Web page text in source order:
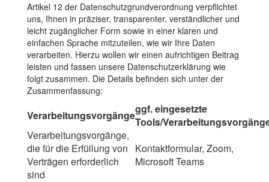
Artikel 12 der Datenschutzgrundverordnung verpflichtet
uns, Ihnen in präziser, transparenter, verständlicher und
leicht zugänglicher Form sowie in einer klaren und
einfachen Sprache mitzuteilen, wie wir Ihre Daten
verarbeiten. Hierzu wollen wir einen aufrichtigen Beitrag
leisten und fassen unsere Datenschutzerklärung wie
folgt zusammen. Die Details befinden sich unter der
Zusammenfassung:
Verarbeitungsvorgängeggf. eingesetzte
Tools/
Verarbeitungsvorgänge,
die für die Erfüllung von
Verträgen erforderlich
sind
Kontaktformular, Zoom,
Microsoft Teams